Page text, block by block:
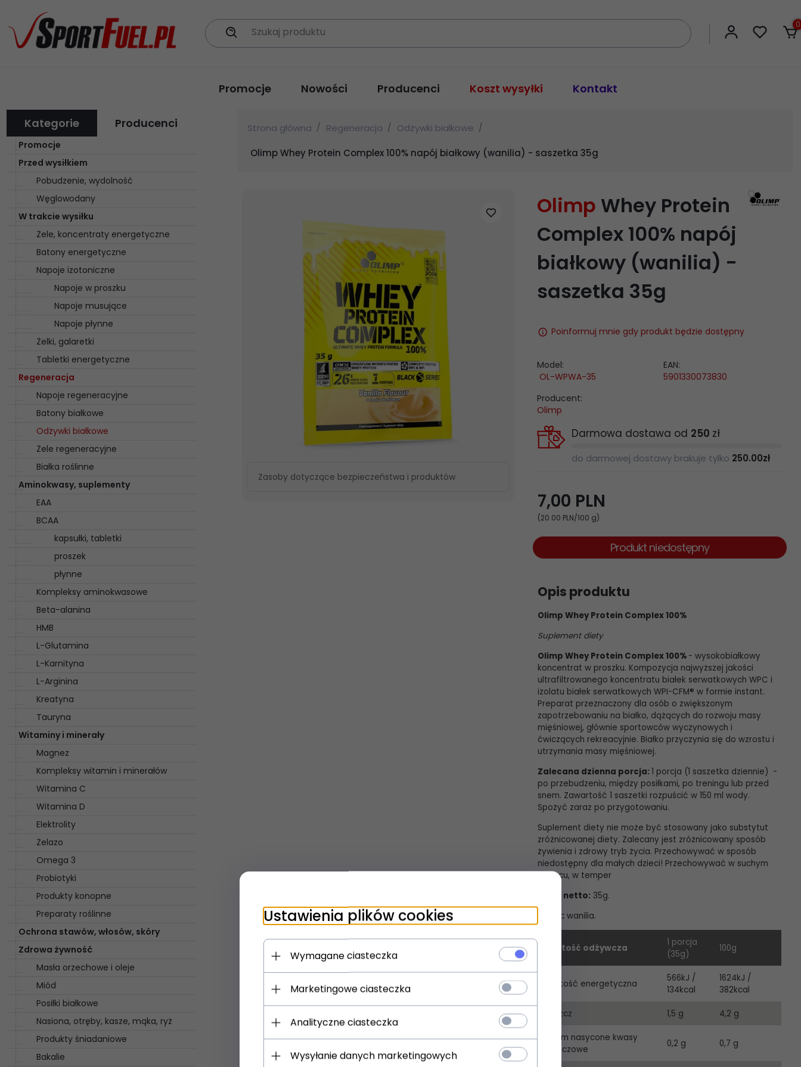
Szukaj produktu
0
Promocje Nowości Producenci Koszt wysyłki Kontakt
Kategorie Producenci
Promocje
Przed wysiłkiem
Pobudzenie, wydolność
Węglowodany
W trakcie wysiłku
Żele, koncentraty energetyczne
Batony energetyczne
Napoje izotoniczne
Napoje w proszku
Napoje musujące
Napoje płynne
Żelki, galaretki
Tabletki energetyczne
Regeneracja
Napoje regeneracyjne
Batony białkowe
Odżywki białkowe
Żele regeneracyjne
Białka roślinne
Aminokwasy, suplementy
EAA
BCAA
kapsułki, tabletki
proszek
płynne
Kompleksy aminokwasowe
Beta-alanina
HMB
L-Glutamina
L-Karnityna
L-Arginina
Kreatyna
Tauryna
Witaminy i minerały
Magnez
Kompleksy witamin i minerałów
Witamina C
Witamina D
Elektrolity
Żelazo
Omega 3
Probiotyki
Produkty konopne
Preparaty roślinne
Ochrona stawów, włosów, skóry
Zdrowa żywność
Masła orzechowe i oleje
Miód
Posiłki białkowe
Nasiona, otręby, kasze, mąka, ryż
Produkty śniadaniowe
Bakalie
Strona główna Regeneracja
Odżywki białkowe
Olimp Whey Protein Complex 100% napój białkowy (wanilia) - saszetka 35g
Zasoby dotyczące bezpieczeństwa i produktów
Olimp Whey Protein
Complex 100% napój
białkowy (wanilia) -
saszetka 35g
Poinformuj mnie gdy produkt będzie dostępny
Model:
OL-WPWA-35
EAN:
5901330073830
Producent:
Olimp
Darmowa dostawa od 250 zł
do darmowej dostawy brakuje tylko 250.00zł
7,00 PLN
(20.00 PLN/100 g)
Produkt niedostępny
Opis produktu
Olimp Whey Protein Complex 100%
Suplement diety
Olimp Whey Protein Complex 100% - wysokobiałkowy
koncentrat w proszku. Kompozycja najwyższej jakości
ultrafiltrowanego koncentratu białek serwatkowych WPC i
izolatu białek serwatkowych WPI-CFM® w formie instant.
Preparat przeznaczony dla osób o zwiększonym
zapotrzebowaniu na białko, dążących do rozwoju masy
mięśniowej, głównie sportowców wyczynowych i
ćwiczących rekreacyjnie. Białko przyczynia się do wzrostu i
utrzymania masy mięśniowej.
Zalecana dzienna porcja:1 porcja (1 saszetka dziennie) -
po przebudzeniu, między posiłkami, po treningu lub przed
snem. Zawartość 1 saszetki rozpuścić w 150 ml wody.
Spożyć zaraz po przygotowaniu.
Suplement diety nie może być stosowany jako substytut
zróżnicowanej diety. Zalecany jest zróżnicowany sposób
żywienia i zdrowy tryb życia. Przechowywać w sposób
niedostępny dla małych dzieci! Przechowywać w suchym
miejscu, w temper
Masa netto: 35g.
Smak: wanilia.
Wartość odżywcza
1 porcja
(35g)
100g
Wartość energetyczna
566kJ /
134kcal
1624kJ /
382kcal
Tłuszcz 1,5 g 4,2 g
w tym nasycone kwasy
tłuszczowe
0,2 g 0,7 g
Ustawienia plików cookies
Wymagane ciasteczka
Marketingowe ciasteczka
Analityczne ciasteczka
Wysyłanie danych marketingowych